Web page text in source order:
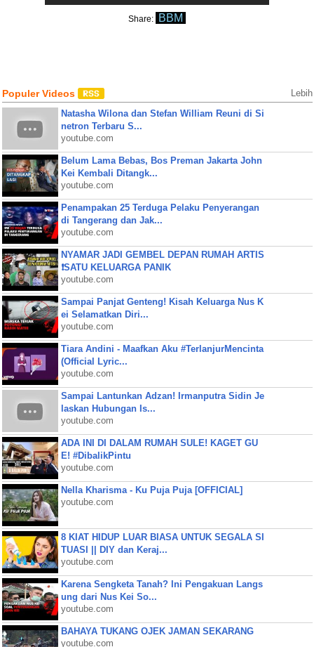
Share: BBM
Populer Videos Lebih
Natasha Wilona dan Stefan William Reuni di Si
netron Terbaru S...
youtube.com
Belum Lama Bebas, Bos Preman Jakarta John
Kei Kembali Ditangk...
youtube.com
Penampakan 25 Terduga Pelaku Penyerangan
di Tangerang dan Jak...
youtube.com
NYAMAR JADI GEMBEL DEPAN RUMAH ARTIS
❗SATU KELUARGA PANIK
youtube.com
Sampai Panjat Genteng! Kisah Keluarga Nus K
ei Selamatkan Diri...
youtube.com
Tiara Andini - Maafkan Aku #TerlanjurMencinta
(Official Lyric...
youtube.com
Sampai Lantunkan Adzan! Irmanputra Sidin Je
laskan Hubungan Is...
youtube.com
ADA INI DI DALAM RUMAH SULE! KAGET GU
E! #DibalikPintu
youtube.com
Nella Kharisma - Ku Puja Puja [OFFICIAL]
youtube.com
8 KIAT HIDUP LUAR BIASA UNTUK SEGALA SI
TUASI || DIY dan Keraj...
youtube.com
Karena Sengketa Tanah? Ini Pengakuan Langs
ung dari Nus Kei So...
youtube.com
BAHAYA TUKANG OJEK JAMAN SEKARANG
youtube.com